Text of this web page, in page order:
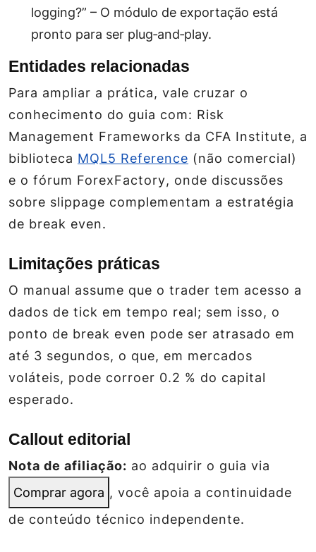
logging?” – O módulo de exportação está
pronto para ser plug‑and‑play.
Entidades relacionadas
Para ampliar a prática, vale cruzar o
conhecimento do guia com: Risk
Management Frameworks da CFA Institute, a
biblioteca MQL5 Reference (não comercial)
e o fórum ForexFactory, onde discussões
sobre slippage complementam a estratégia
de break even.
Limitações práticas
O manual assume que o trader tem acesso a
dados de tick em tempo real; sem isso, o
ponto de break even pode ser atrasado em
até 3 segundos, o que, em mercados
voláteis, pode corroer 0.2 % do capital
esperado.
Callout editorial
Nota de afiliação: ao adquirir o guia via
Comprar agora , você apoia a continuidade
de conteúdo técnico independente.